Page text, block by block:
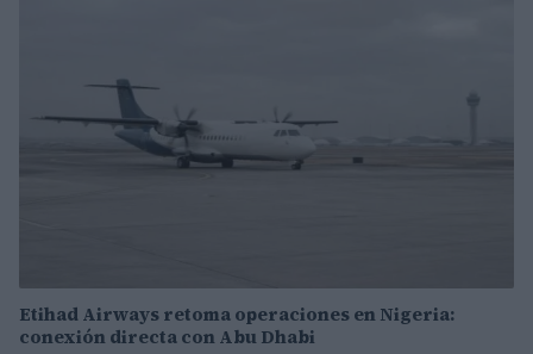
Etihad Airways retoma operaciones en Nigeria:
conexión directa con Abu Dhabi